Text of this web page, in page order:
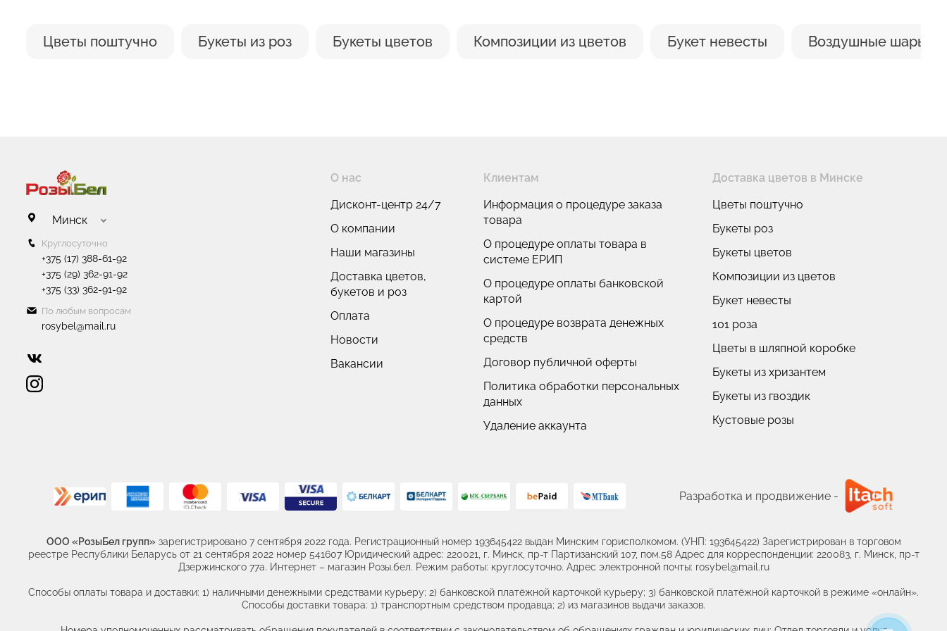
Цветы поштучно Букеты из роз Букеты цветов Композиции из цветов Букет невесты Воздушные шары
Минск
Круглосуточно
+375 (17) 388-61-92
+375 (29) 362-91-92
+375 (33) 362-91-92
По любым вопросам
rosybel@mail.ru
О нас
Дисконт-центр 24/7
О компании
Наши магазины
Доставка цветов,
букетов и роз
Оплата
Новости
Вакансии
Клиентам
Информация о процедуре заказа
товара
О процедуре оплаты товара в
системе ЕРИП
О процедуре оплаты банковской
картой
О процедуре возврата денежных
средств
Договор публичной оферты
Политика обработки персональных
данных
Удаление аккаунта
Доставка цветов в Минске
Цветы поштучно
Букеты роз
Букеты цветов
Композиции из цветов
Букет невесты
101 роза
Цветы в шляпной коробке
Букеты из хризантем
Букеты из гвоздик
Кустовые розы
Разработка и продвижение -
ООО «РозыБел групп» зарегистрировано 7 сентября 2022 года. Регистрационный номер 193645422 выдан Минским горисполкомом. (УНП: 193645422) Зарегистрирован в торговом
реестре Республики Беларусь от 21 сентября 2022 номер 541607 Юридический адрес: 220021, г. Минск, пр-т Партизанский 107, пом.58 Адрес для корреспонденции: 220083, г. Минск, пр-т
Дзержинского 77а. Интернет – магазин Розы.бел. Режим работы: круглосуточно. Адрес электронной почты: rosybel@mail.ru
Способы оплаты товара и доставки: 1) наличными денежными средствами курьеру; 2) банковской платёжной карточкой курьеру; 3) банковской платёжной карточкой в режиме «онлайн».
Способы доставки товара: 1) транспортным средством продавца; 2) из магазинов выдачи заказов.